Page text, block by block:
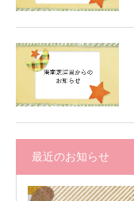
最近のお知らせ